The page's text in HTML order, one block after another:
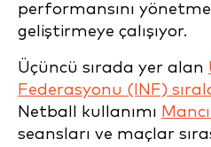
performansını
geliştirmeye çalışıyor.
Üçüncü sırada yer alan
Federasyonu (INF)
Netball kullanımı
seansları ve maçlar